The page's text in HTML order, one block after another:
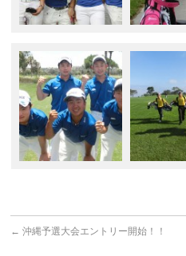
← 沖縄予選大会エントリー開始！！